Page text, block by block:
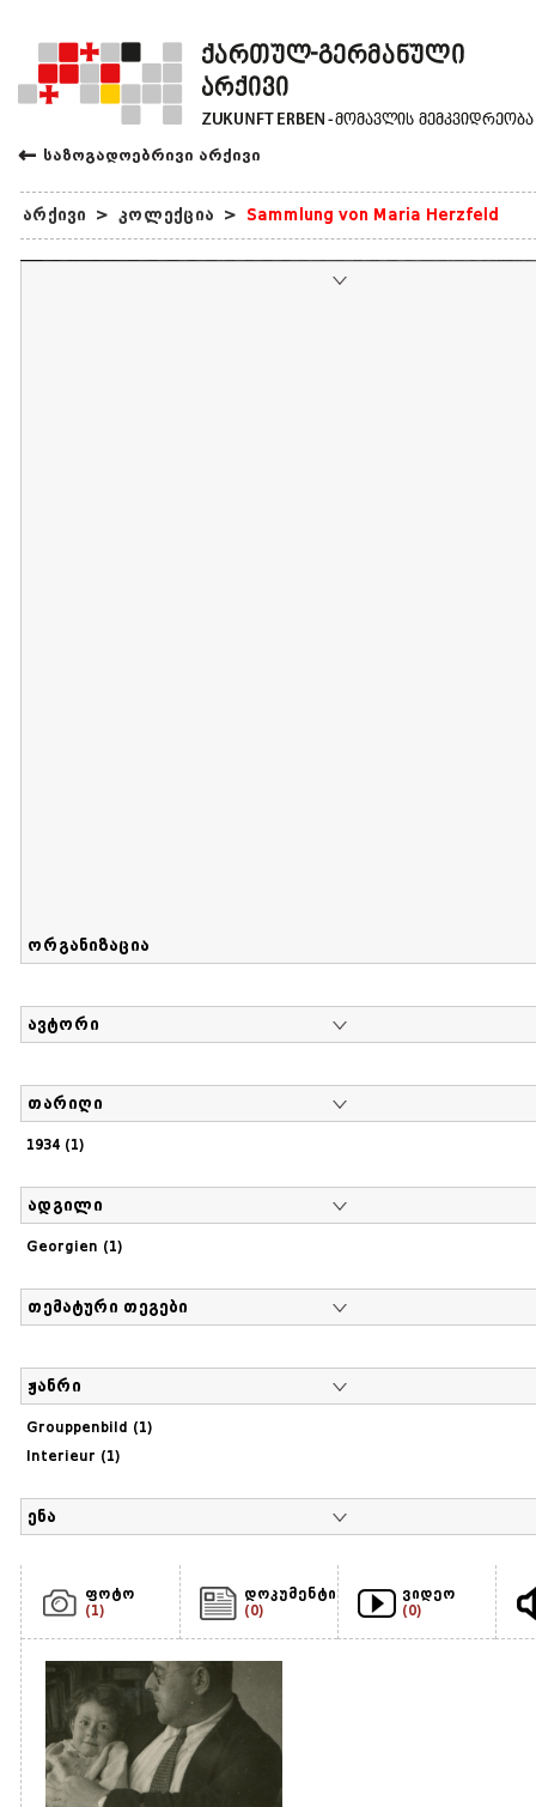
← საზოგადოებრივი არქივი
არქივი > კოლექცია > Sammlung von Maria Herzfeld
ორგანიზაცია
ავტორი
თარიღი
1934 (1)
ადგილი
Georgien (1)
თემატური თეგები
ჟანრი
Grouppenbild (1)
Interieur (1)
ენა
ფოტო
(1)
დოკუმენტი
(0)
ვიდეო
(0)